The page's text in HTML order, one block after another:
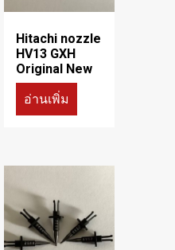
Hitachi nozzle
HV13 GXH
Original New
อ่านเพิ่ม